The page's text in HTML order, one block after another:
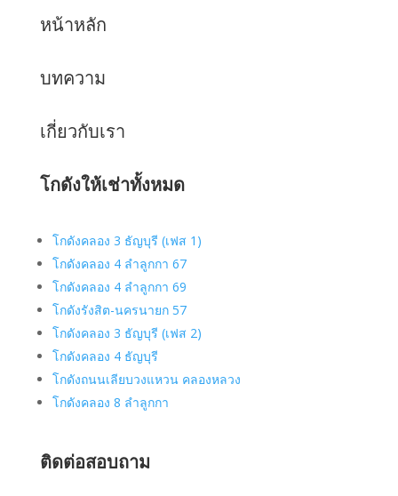
หน้าหลัก
บทความ
เกี่ยวกับเรา
โกดังให้เช่าทั้งหมด
โกดังคลอง 3 ธัญบุรี (เฟส 1)
โกดังคลอง 4 ลำลูกกา 67
โกดังคลอง 4 ลำลูกกา 69
โกดังรังสิต-นครนายก 57
โกดังคลอง 3 ธัญบุรี (เฟส 2)
โกดังคลอง 4 ธัญบุรี
โกดังถนนเลียบวงแหวน คลองหลวง
โกดังคลอง 8 ลำลูกกา
ติดต่อสอบถาม